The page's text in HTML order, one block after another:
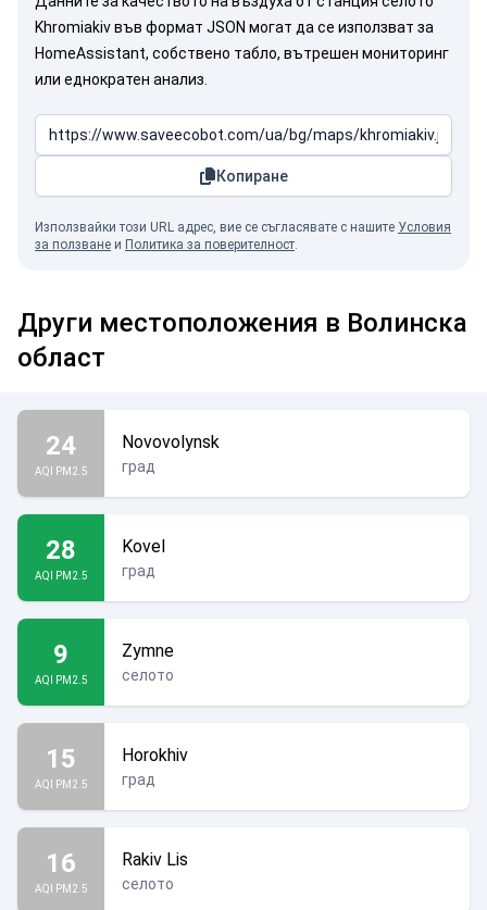
Khromiakiv във формат JSON могат да се използват за
HomeAssistant, собствено табло, вътрешен мониторинг
или еднократен анализ.
Копиране
Използвайки този URL адрес, вие се съгласявате с нашите Условия
за ползване и Политика за поверителност.
Други местоположения в Волинска
област
24
AQI PM2.5
Novovolynsk
град
28
AQI PM2.5
Kovel
град
9
AQI PM2.5
Zymne
селото
15
AQI PM2.5
Horokhiv
град
16
AQI PM2.5
Rakiv Lis
селото